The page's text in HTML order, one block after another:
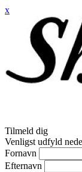
x
Tilmeld dig
Venligst udfyld
Fornavn
Efternavn